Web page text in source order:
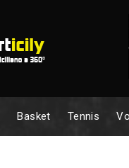
Basket Tennis